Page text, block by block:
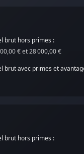
brut hors primes :
€ et 28 000,00 €
brut avec primes et
brut hors primes :